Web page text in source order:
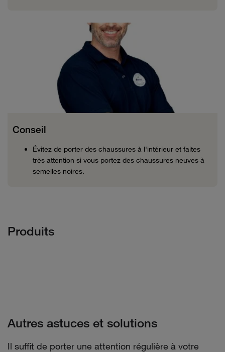
Conseil
Évitez de porter des chaussures à l'intérieur et faites
très attention si vous portez des chaussures neuves à
semelles noires.
Produits
Autres astuces et solutions
Il suffit de porter une attention régulière à votre